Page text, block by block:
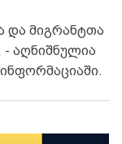
და მიგრანტთა
აღნიშნულია